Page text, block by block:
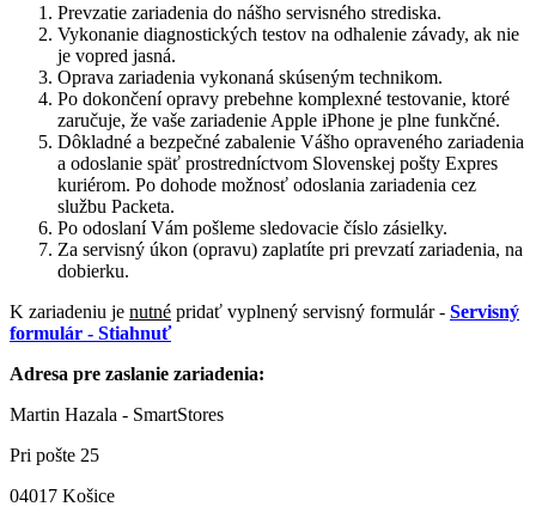
Prevzatie zariadenia do nášho servisného strediska.
Vykonanie diagnostických testov na odhalenie závady, ak nie
je vopred jasná.
Oprava zariadenia vykonaná skúseným technikom.
Po dokončení opravy prebehne komplexné testovanie, ktoré
zaručuje, že vaše zariadenie Apple iPhone je plne funkčné.
Dôkladné a bezpečné zabalenie Vášho opraveného zariadenia
a odoslanie späť prostredníctvom Slovenskej pošty Expres
kuriérom. Po dohode možnosť odoslania zariadenia cez
službu Packeta.
Po odoslaní Vám pošleme sledovacie číslo zásielky.
Za servisný úkon (opravu) zaplatíte pri prevzatí zariadenia, na
dobierku.
K zariadeniu je nutné pridať vyplnený servisný formulár - Servisný
formulár - Stiahnuť
Adresa pre zaslanie zariadenia:
Martin Hazala - SmartStores
Pri pošte 25
04017 Košice